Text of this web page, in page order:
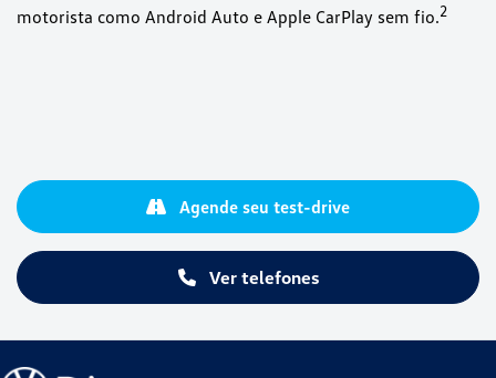
motorista como Android Auto e Apple CarPlay sem fio.⁠2
Ver telefones
Agende seu test-drive